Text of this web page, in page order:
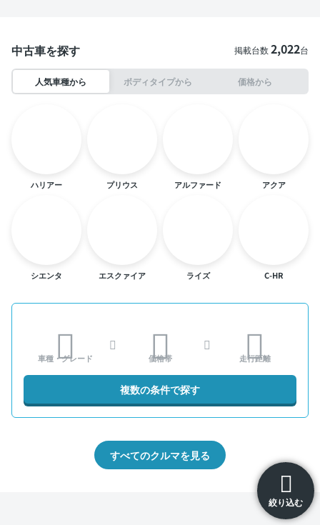
絞り込む
中古車を探す 掲載台数2,022台
人気車種から ボディタイプから 価格から
ハリアー プリウス アルファード アクア
シエンタ エスクァイア ライズ C-HR
車種・グレード 価格帯 走行距離
複数の条件で探す
すべてのクルマを見る